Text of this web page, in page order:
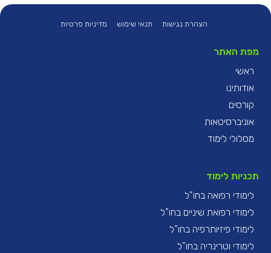
הצהרת נגישות תנאי שימוש מדיניות פרטיות
מפת האתר
ראשי
אודותינו
קורסים
אוניברסיטאות
מסלולי לימוד
תכניות לימוד
לימודי רפואה בחו”ל
לימודי רפואת שיניים בחו”ל
לימודי פיזיותרפיה בחו”ל
לימודי וטרינריה בחו”ל